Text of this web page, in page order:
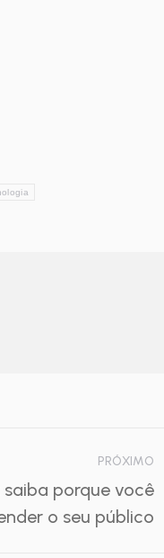
PRÓXIMO
porque você
o seu público